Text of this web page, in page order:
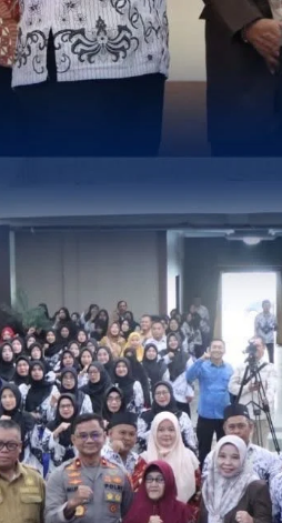
Strategi PPP Menangkan Duet
Ganjar dan Gus Yasin
Di Berita, Politik | Februari 19, 2018